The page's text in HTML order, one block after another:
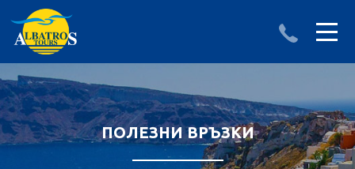
ДЕСТИНАЦИИ
АЛБАНИЯ
ИЗПРАТИ ЗАПИТВАНЕ
ПОЛЕЗНИ ВРЪЗКИ